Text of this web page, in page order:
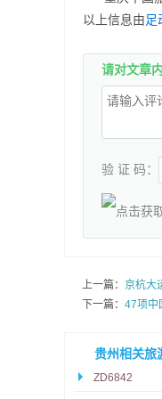
以上信息由足
请对文章
验 证 码：
上一篇： 京杭大
下一篇： 47项中
贵州相关旅
ZD6842